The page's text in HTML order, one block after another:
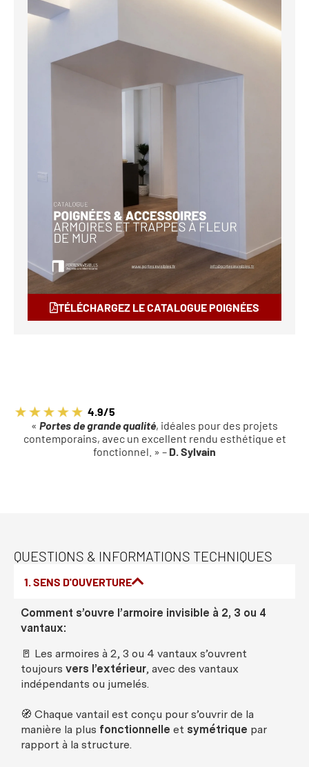
TÉLÉCHARGEZ LE CATALOGUE POIGNÉES
4.9/5
« Portes de grande qualité, idéales pour des projets
contemporains, avec un excellent rendu esthétique et
fonctionnel. » – D. Sylvain
QUESTIONS & INFORMATIONS TECHNIQUES
1. SENS D'OUVERTURE
Comment s’ouvre l’armoire invisible à 2, 3 ou 4
vantaux:
🚪 Les armoires à 2, 3 ou 4 vantaux s’ouvrent
toujours vers l’extérieur, avec des vantaux
indépendants ou jumelés.
🧭 Chaque vantail est conçu pour s’ouvrir de la
manière la plus fonctionnelle et symétrique par
rapport à la structure.